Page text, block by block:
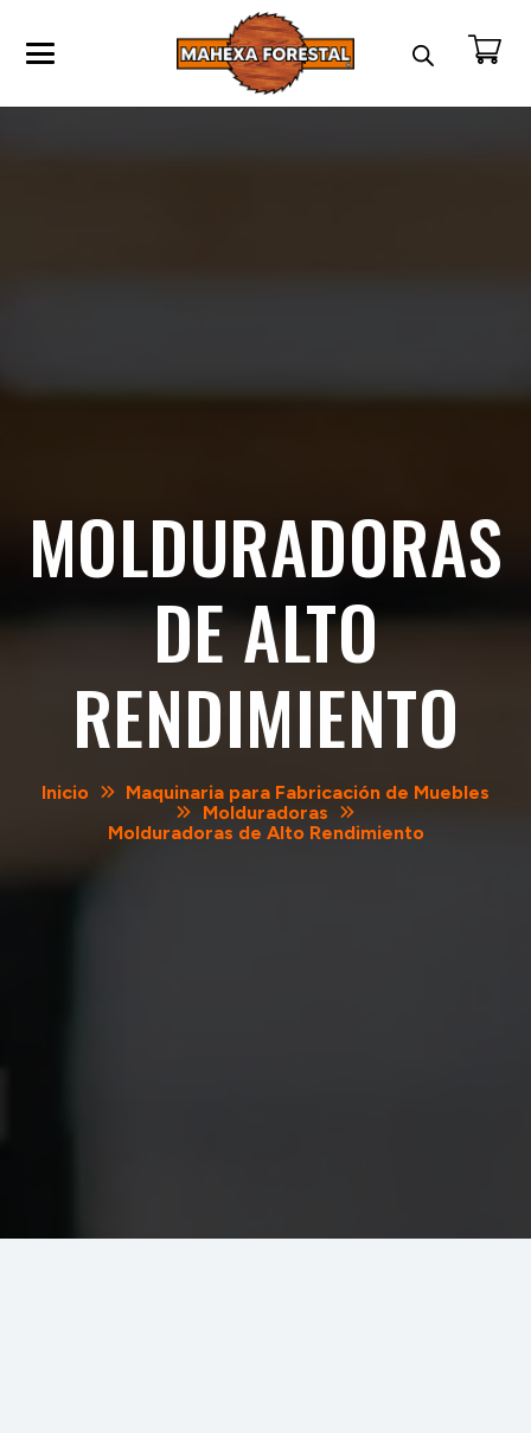
MOLDURADORAS
DE ALTO
RENDIMIENTO
Inicio
Maquinaria para Fabricación de Muebles
Molduradoras
Molduradoras de Alto Rendimiento